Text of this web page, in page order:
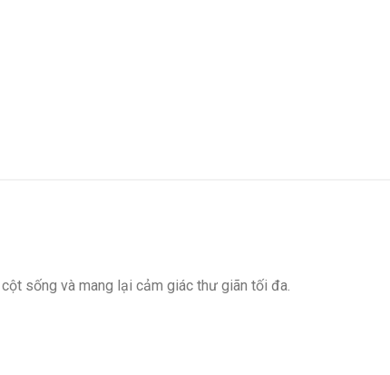
sống và mang lại cảm giác thư giãn tối đa.